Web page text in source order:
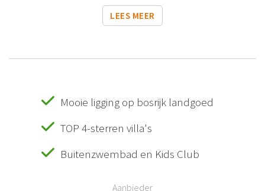
LEES MEER
Mooie ligging op bosrijk landgoed
TOP 4-sterren villa's
Buitenzwembad en Kids Club
Aanbieder